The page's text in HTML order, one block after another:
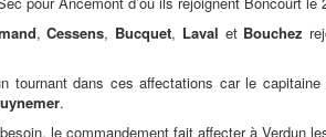
,Cessens, Bucquet, Laval et Bouchez
tournant dans ces affectations car le capitaine
.
le commandement fait affecter à Verdun